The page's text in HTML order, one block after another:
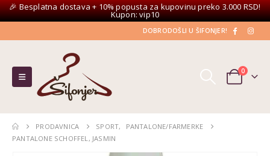
🎉 Besplatna dostava + 10% popusta za kupovinu preko 3.000 RSD!
Kupon: vip10
DOBRODOŠLI U ŠIFONJER!
0
PRODAVNICA SPORT,
PANTALONE/FARMERKE
PANTALONE SCHOFFEL, JASMIN